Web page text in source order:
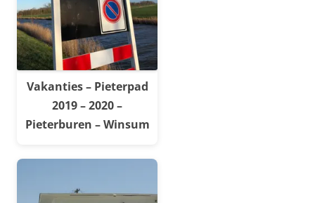
Vakanties – Pieterpad
2019 – 2020 –
Pieterburen – Winsum